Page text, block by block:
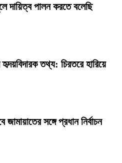
দায়িত্ব পালন করতে বলেছি
হৃদয়বিদারক তথ্য: চিরতরে হারিয়ে
সঙ্গে প্রধান নির্বাচন